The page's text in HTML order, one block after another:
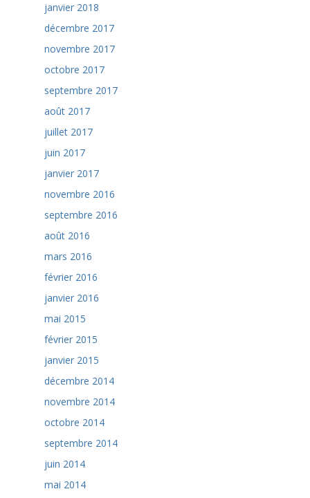
janvier 2018
décembre 2017
novembre 2017
octobre 2017
septembre 2017
août 2017
juillet 2017
juin 2017
janvier 2017
novembre 2016
septembre 2016
août 2016
mars 2016
février 2016
janvier 2016
mai 2015
février 2015
janvier 2015
décembre 2014
novembre 2014
octobre 2014
septembre 2014
juin 2014
mai 2014